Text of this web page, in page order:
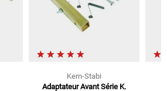
Kern-Stabi
Adaptateur Avant Série K.